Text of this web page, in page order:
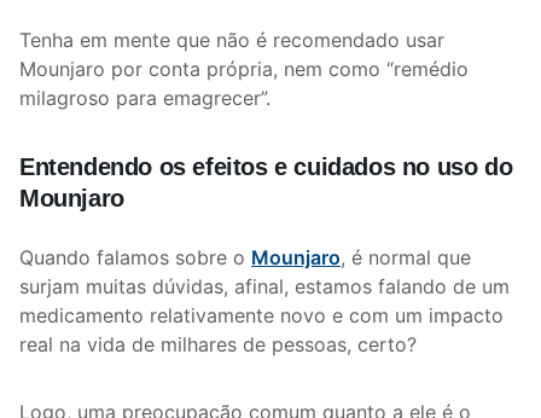
Tenha em mente que não é recomendado usar
Mounjaro por conta própria, nem como “remédio
milagroso para emagrecer”.
Entendendo os efeitos e cuidados no uso do
Mounjaro
Quando falamos sobre o Mounjaro, é normal que
surjam muitas dúvidas, afinal, estamos falando de um
medicamento relativamente novo e com um impacto
real na vida de milhares de pessoas, certo?
Logo, uma preocupação comum quanto a ele é o